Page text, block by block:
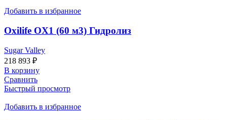
Добавить в избранное
Oxilife OX1 (60 м3) Гидролиз
Sugar Valley
218 893 ₽
В корзину
Сравнить
Быстрый просмотр
Добавить в избранное